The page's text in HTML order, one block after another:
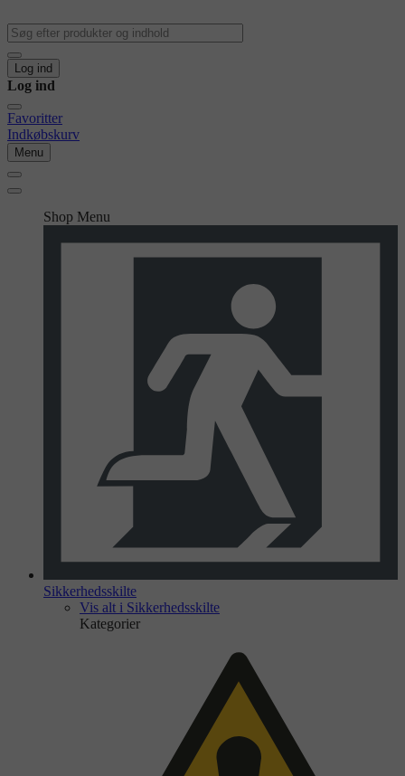
Log ind
Log ind
Favoritter
Indkøbskurv
Menu
Shop Menu
Sikkerhedsskilte
Vis alt i Sikkerhedsskilte
Kategorier